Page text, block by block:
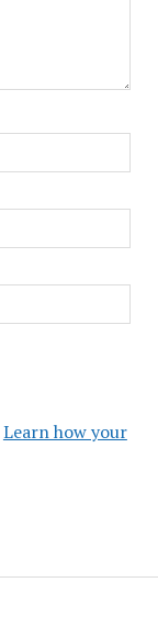
Learn how your